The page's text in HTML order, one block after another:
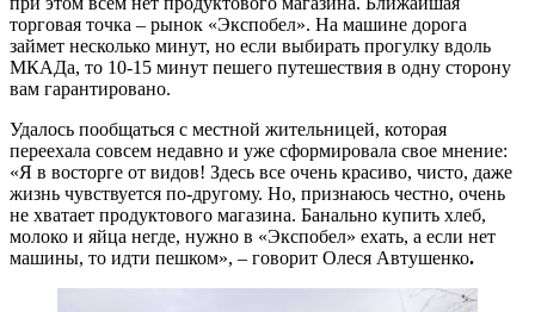
торговая точка – рынок «Экспобел». На машине дорога
займет несколько минут, но если выбирать прогулку вдоль
МКАДа, то 10-15 минут пешего путешествия в одну сторону
вам гарантировано.
Удалось пообщаться с местной жительницей, которая
переехала совсем недавно и уже сформировала свое мнение:
«Я в восторге от видов! Здесь все очень красиво, чисто, даже
жизнь чувствуется по-другому. Но, признаюсь честно, очень
не хватает продуктового магазина. Банально купить хлеб,
молоко и яйца негде, нужно в «Экспобел» ехать, а если нет
машины, то идти пешком», – говорит Олеся Автушенко.